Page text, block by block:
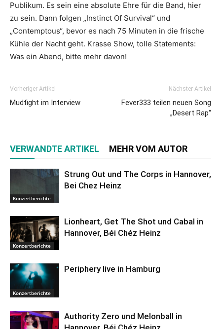
Publikum. Es sein eine absolute Ehre für die Band, hier
zu sein. Dann folgen „Instinct Of Survival“ und
„Contemptous“, bevor es nach 75 Minuten in die frische
Kühle der Nacht geht. Krasse Show, tolle Statements:
Was ein Abend, bitte mehr davon!
Vorheriger Artikel
Mudfight im Interview
Nächster Artikel
Fever333 teilen neuen Song
„Desert Rap“
VERWANDTE ARTIKEL MEHR VOM AUTOR
Konzertberichte
Strung Out und The Corps in Hannover,
Bei Chez Heinz
Konzertberichte
Lionheart, Get The Shot und Cabal in
Hannover, Béi Chéz Heinz
Konzertberichte
Periphery live in Hamburg
Authority Zero und Melonball in